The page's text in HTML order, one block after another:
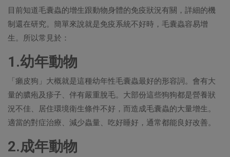
目前知道毛囊蟲的增生跟動物身體的免疫狀況有關，詳細的機
制還在研究。簡單來說就是免疫系統不好時，毛囊蟲容易增
生。所以常見於：
1.幼年動物
「癩皮狗」大概就是這種幼年性毛囊蟲最好的形容詞。會有大
量的膿疱及疹子、伴有嚴重脫毛。大部份這些狗狗都是營養狀
況不佳、居住環境衛生條件不好，而造成毛囊蟲的大量增生。
適當的對症治療、減少蟲量、吃好睡好，通常都能良好改善。
2.成年動物